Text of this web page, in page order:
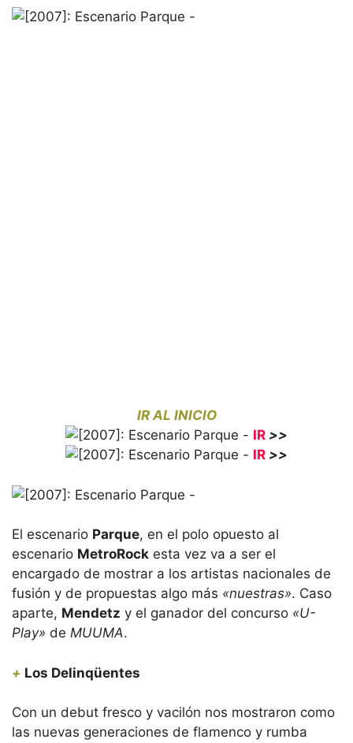
IR AL INICIO
IR >>
IR >>
El escenario Parque, en el polo opuesto al
escenario MetroRock esta vez va a ser el
encargado de mostrar a los artistas nacionales de
fusión y de propuestas algo más «nuestras». Caso
aparte, Mendetz y el ganador del concurso «U-
Play» de MUUMA.
+ Los Delinqüentes
Con un debut fresco y vacilón nos mostraron como
las nuevas generaciones de flamenco y rumba